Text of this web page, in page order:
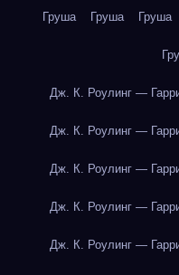
Груша Груша Груша
Дж. К. Роулинг —
Дж. К. Роулинг —
Дж. К. Роулинг —
Дж. К. Роулинг —
Дж. К. Роулинг —